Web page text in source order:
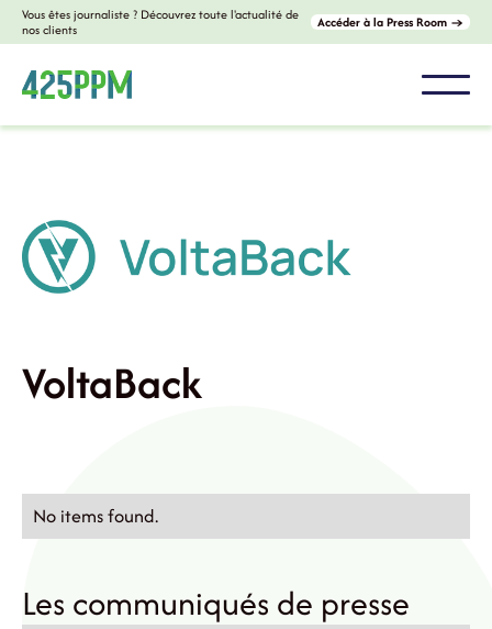
Vous êtes journaliste ? Découvrez toute l'actualité de
nos clients
Accéder à la Press Room →
VoltaBack
No items found.
Les communiqués de presse